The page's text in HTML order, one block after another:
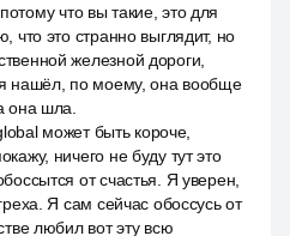
что вы такие, это для
что это странно выглядит, но
железной дороги,
нашёл, по моему, она вообще
она шла.
может быть короче,
ничего не буду тут это
от счастья. Я уверен,
Я сам сейчас обоссусь от
любил вот эту всю